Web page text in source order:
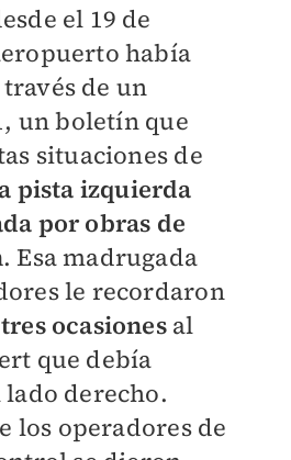
el 19 de
había
de un
un boletín que
situaciones de
pista izquierda
por obras de
. Esa madrugada
le recordaron
tres ocasionesal
que debía
derecho.
los operadores de